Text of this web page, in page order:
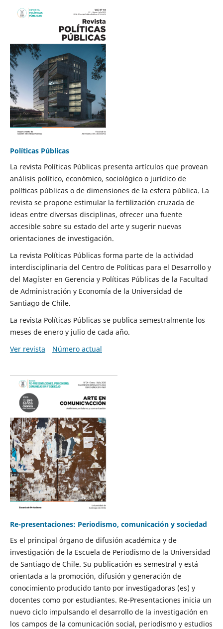
Políticas Públicas
La revista Políticas Públicas presenta artículos que provean
análisis político, económico, sociológico o jurídico de
políticas públicas o de dimensiones de la esfera pública. La
revista se propone estimular la fertilización cruzada de
ideas entre diversas disciplinas, ofrecer una fuente
accesible sobre su estado del arte y sugerir nuevas
orientaciones de investigación.
La revista Políticas Públicas forma parte de la actividad
interdisciplinaria del Centro de Políticas para el Desarrollo y
del Magíster en Gerencia y Políticas Públicas de la Facultad
de Administración y Economía de la Universidad de
Santiago de Chile.
La revista Políticas Públicas se publica semestralmente los
meses de enero y julio de cada año.
Ver revista
Número actual
Re-presentaciones: Periodismo, comunicación y sociedad
Es el principal órgano de difusión académica y de
investigación de la Escuela de Periodismo de la Universidad
de Santiago de Chile. Su publicación es semestral y está
orientada a la promoción, difusión y generación de
conocimiento producido tanto por investigadoras (es) y
docentes como por estudiantes. Re-Presentaciones inicia un
nuevo ciclo impulsando el desarrollo de la investigación en
los campos de la comunicación social, periodismo y estudios